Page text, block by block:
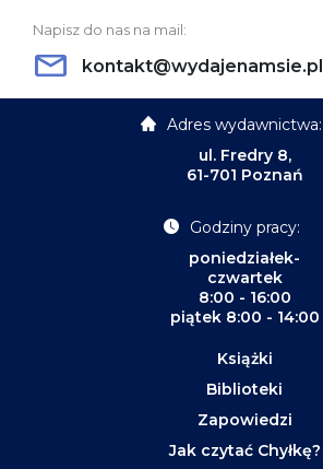
Napisz do nas na mail:
kontakt@wydajenamsie.pl
Adres wydawnictwa:
ul. Fredry 8,
61-701 Poznań
Godziny pracy:
poniedziałek-
czwartek
8:00 - 16:00
piątek 8:00 - 14:00
Książki
Biblioteki
Zapowiedzi
Jak czytać Chyłkę?